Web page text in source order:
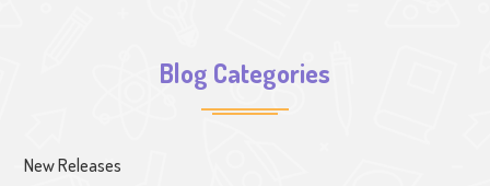
Blog Categories
New Releases